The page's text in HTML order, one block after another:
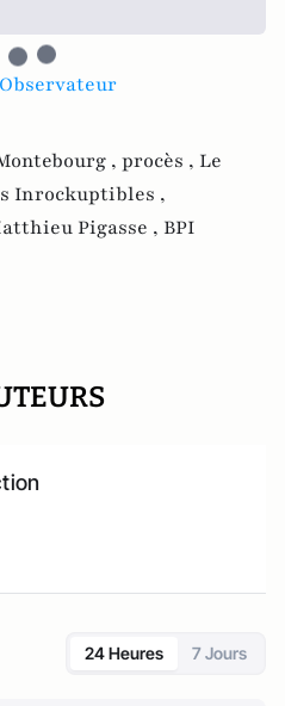
, procès , Le
Inrockuptibles ,
Pigasse , BPI
24 Heures 7 Jours